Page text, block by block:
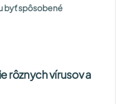
byť spôsobené
rôznych vírusov a